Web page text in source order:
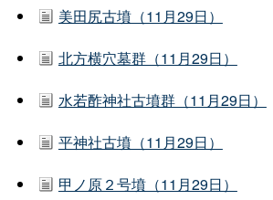
美田尻古墳（11月29日）
北方横穴墓群（11月29日）
水若酢神社古墳群（11月29日）
平神社古墳（11月29日）
甲ノ原２号墳（11月29日）